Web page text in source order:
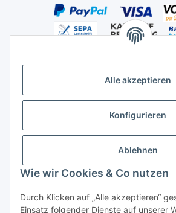
Alle akzeptieren
Konfigurieren
Ablehnen
Wie wir Cookies & Co nutzen
Durch Klicken auf „Alle akzeptieren“
Einsatz folgender Dienste auf unserer
Vertrag widerrufen